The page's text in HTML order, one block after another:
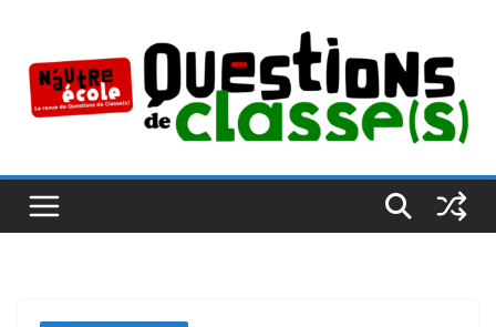
contenu